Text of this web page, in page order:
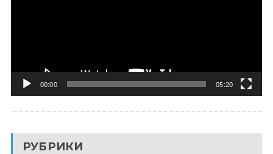
00:00 05:20
РУБРИКИ